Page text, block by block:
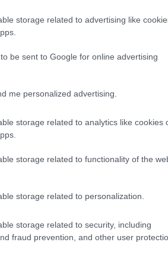
storage related to advertising like
be sent to Google for online advertising
me personalized advertising.
storage related to analytics like cookies
storage related to functionality of the
storage related to personalization.
storage related to security, including
fraud prevention, and other user